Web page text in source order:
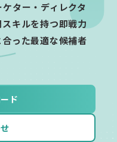
ター・ディレクタ
キルを持つ即戦力
った最適な候補者
ド